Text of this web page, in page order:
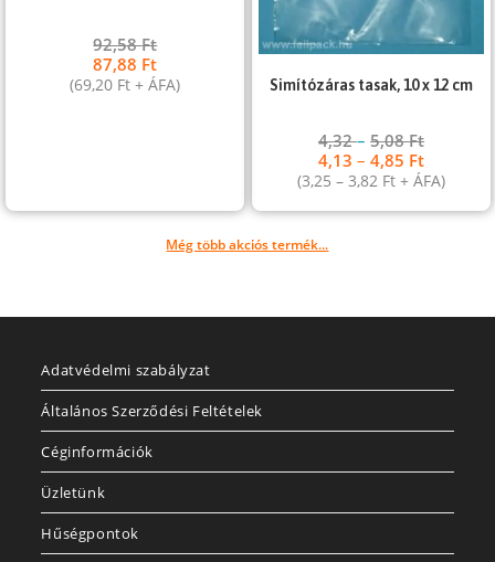
92,58Ft
87,88 Ft
(69,20 Ft + ÁFA) Simítózáras tasak, 10 x 12 cm
4,32–5,08Ft
4,13–4,85 Ft
(3,25–3,82 Ft + ÁFA)
Még több akciós termék...
Adatvédelmi szabályzat
Általános Szerződési Feltételek
Céginformációk
Üzletünk
Hűségpontok